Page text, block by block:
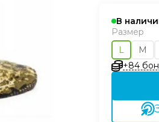
В
Размер
L
M
+84